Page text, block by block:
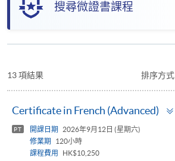
搜尋微證書課程
13 項結果 排序方式
Certificate in French (Advanced)
PT 開課日期
2026年9月12日 (星期六)
修業期
120小時
課程費用
HK$10,250